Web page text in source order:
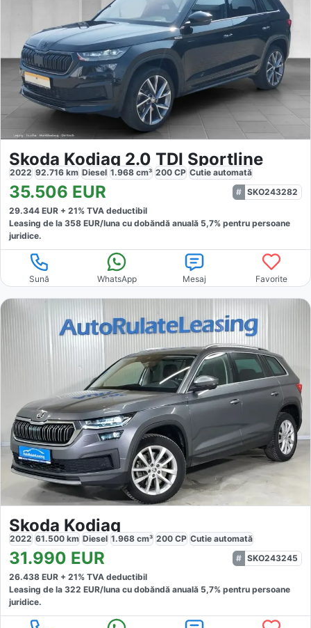
Skoda Kodiaq 2.0 TDI Sportline
2022 92.716 km Diesel 1.968 cm³ 200 CP Cutie automată
35.506 EUR
SKO243282
29.344 EUR + 21% TVA deductibil
Leasing de la 358 EUR/luna cu dobăndă anuală 5,7% pentru persoane
juridice.
Sună WhatsApp Mesaj Favorite
Skoda Kodiaq
2022 61.500 km Diesel 1.968 cm³ 200 CP Cutie automată
31.990 EUR
SKO243245
26.438 EUR + 21% TVA deductibil
Leasing de la 322 EUR/luna cu dobăndă anuală 5,7% pentru persoane
juridice.